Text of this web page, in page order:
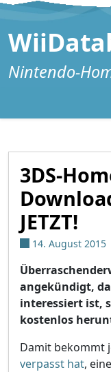
Zum Inhalt springen
Nintendo-
3DS-
JETZT!
14. August 2015
angekündigt,
interessiert ist,
kostenlos
Damit bekommt
verpasst hat,